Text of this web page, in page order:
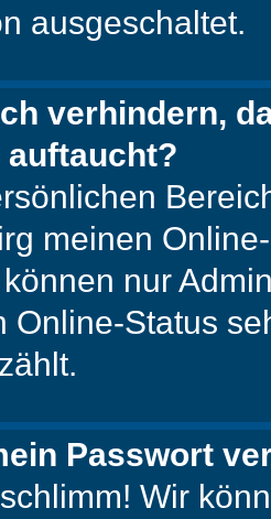
ausgeschaltet.
verhindern,
auftaucht?
meinen
nur
Online-Status
Passwort
Wir